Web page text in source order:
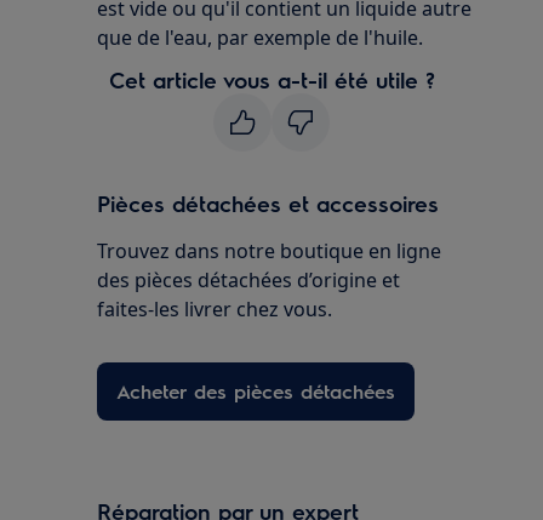
est vide ou qu'il contient un liquide autre
que de l'eau, par exemple de l'huile.
Cet article vous a-t-il été utile ?
Pièces détachées et accessoires
Trouvez dans notre boutique en ligne
des pièces détachées d’origine et
faites-les livrer chez vous.
Acheter des pièces détachées
Réparation par un expert